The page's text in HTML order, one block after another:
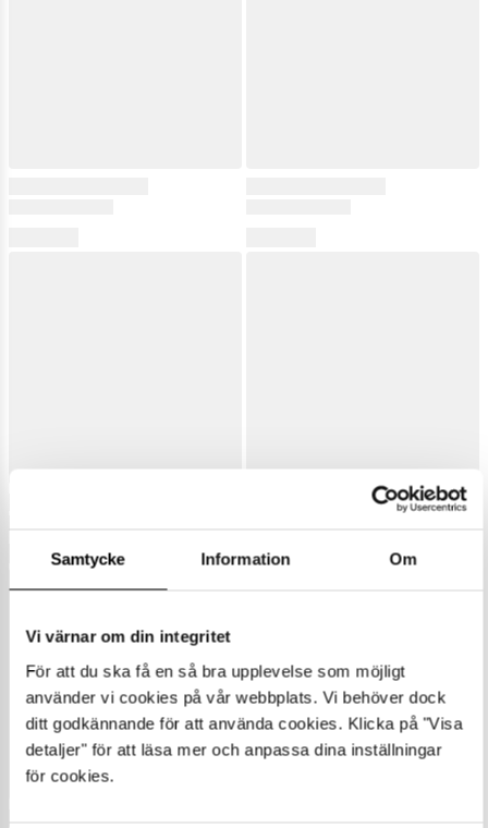
Samtycke Information Om
Vi värnar om din integritet
För att du ska få en så bra upplevelse som möjligt
använder vi cookies på vår webbplats. Vi behöver dock
ditt godkännande för att använda cookies. Klicka på "Visa
detaljer" för att läsa mer och anpassa dina inställningar
för cookies.